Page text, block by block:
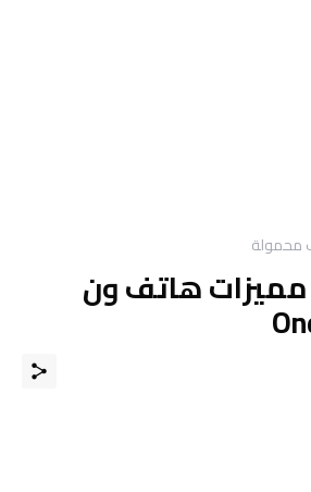
محمولة
هاتف ون